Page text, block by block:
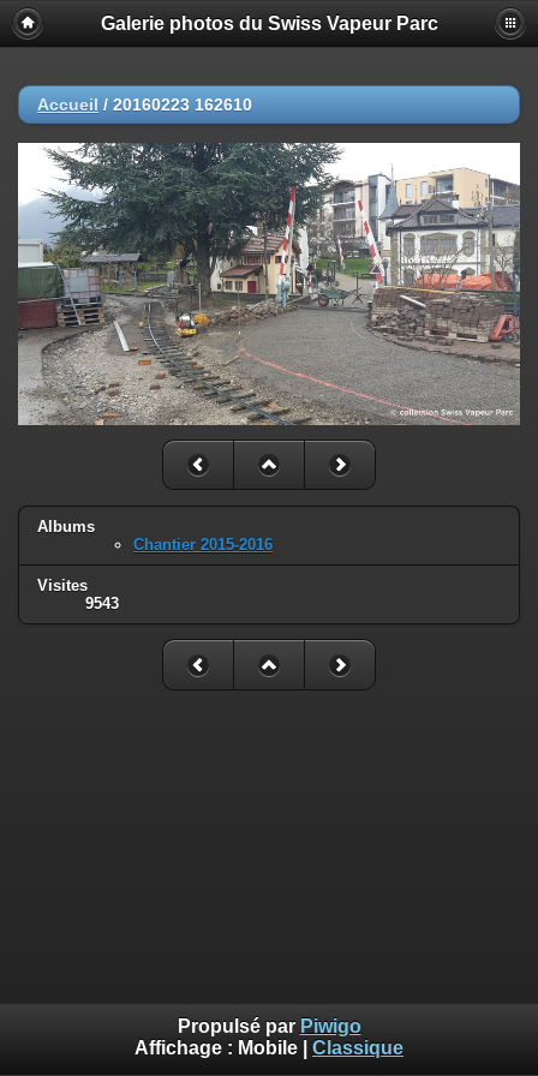
Galerie photos du Swiss Vapeur Parc
Accueil / 20160223 162610
Albums
Chantier 2015-2016
Visites
9543
Propulsé par Piwigo
Affichage : Mobile Classique